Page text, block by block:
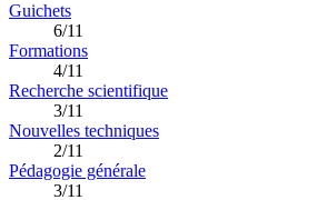
Guichets
6/11
Formations
4/11
Recherche scientifique
3/11
Nouvelles techniques
2/11
Pédagogie générale
3/11